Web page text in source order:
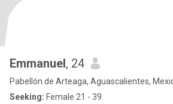
Emmanuel, 24
Pabellón de Arteaga, Aguascalientes,
Seeking: Female 21 - 39